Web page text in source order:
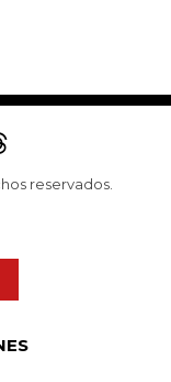
reservados.